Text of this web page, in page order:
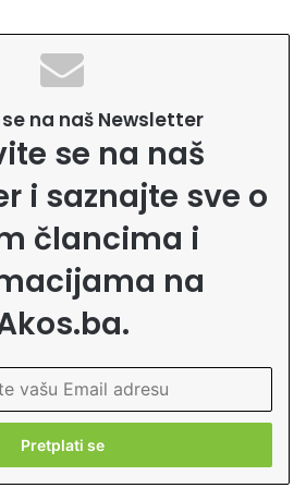
na naš Newsletter
se na naš
i saznajte sve o
člancima i
na